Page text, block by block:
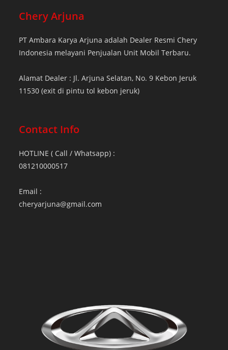
Chery Arjuna
PT Ambara Karya Arjuna adalah Dealer Resmi Chery
Indonesia melayani Penjualan Unit Mobil Terbaru.
Alamat Dealer : Jl. Arjuna Selatan, No. 9 Kebon Jeruk
11530 (exit di pintu tol kebon jeruk)
Contact Info
HOTLINE ( Call / Whatsapp) :
081210000517
Email :
cheryarjuna@gmail.com